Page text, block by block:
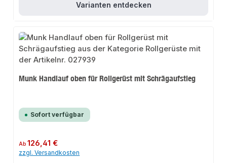
Varianten entdecken
Munk Handlauf oben für Rollgerüst mit Schrägaufstieg
Sofort verfügbar
Regulärer Preis:
Ab126,41 €
zzgl. Versandkosten